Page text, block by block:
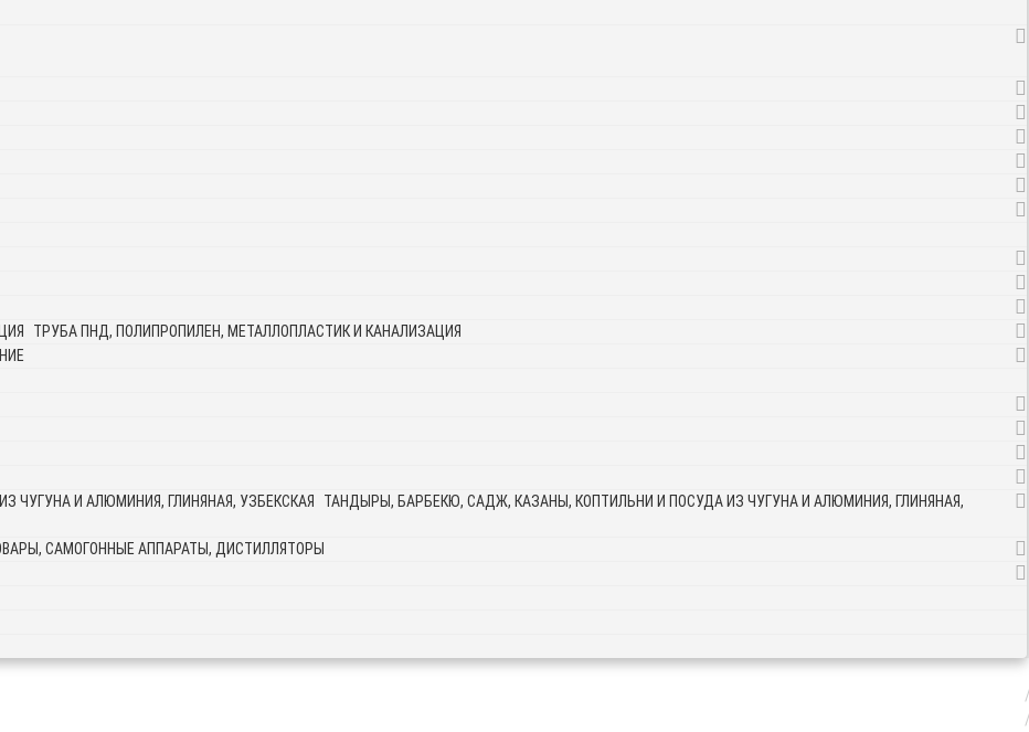
ТРУБА ПНД, ПОЛИПРОПИЛЕН, МЕТАЛЛОПЛАСТИК И КАНАЛИЗАЦИЯ
ТАНДЫРЫ, БАРБЕКЮ, САДЖ, КАЗАНЫ, КОПТИЛЬНИ И ПОСУДА ИЗ ЧУГУНА И АЛЮМИНИЯ, ГЛИНЯНАЯ,
САМОГОННЫЕ АППАРАТЫ, ДИСТИЛЛЯТОРЫ